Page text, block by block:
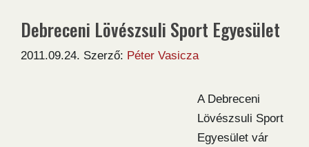
Debreceni Lövészsuli Sport Egyesület
2011.09.24. Szerző: Péter Vasicza
A Debreceni
Lövészsuli Sport
Egyesület vár